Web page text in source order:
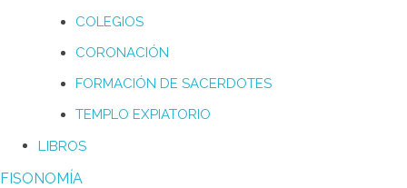
COLEGIOS
CORONACIÓN
FORMACIÓN DE SACERDOTES
TEMPLO EXPIATORIO
LIBROS
FISONOMÍA